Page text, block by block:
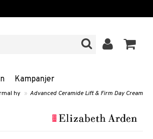
Kampanjer
hy » Advanced Ceramide Lift & Firm Day Cream